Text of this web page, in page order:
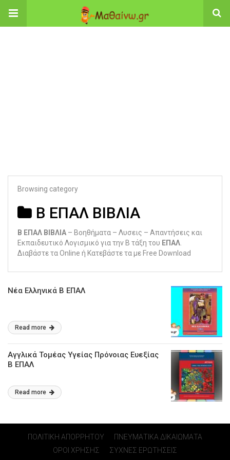
Browsing category
Β ΕΠΑΛ ΒΙΒΛΙΑ
Β ΕΠΑΛ ΒΙΒΛΙΑ – Βοηθήματα – Λυσεις – Απαντήσεις και
Εκπαιδευτικό Λογισμικό για την Β τάξη του ΕΠΑΛ
Διαβάστε τα Online ή Κατεβάστε τα με Free Download
Νέα Ελληνικά Β ΕΠΑΛ
Read more
Αγγλικά Τομέας Υγείας Πρόνοιας Ευεξίας
Β ΕΠΑΛ
Read more
ΠΟΛΙΤΙΚΗ ΑΠΟΡΡΗΤΟΥ
ΠΝΕΥΜΑΤΙΚΑ ΔΙΚΑΙΩΜΑΤΑ
ΟΡΟΙ ΧΡΗΣΗΣ
ΣΥΧΝΕΣ ΕΡΩΤΗΣΕΙΣ